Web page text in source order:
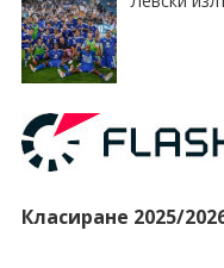
Класиране 2025/